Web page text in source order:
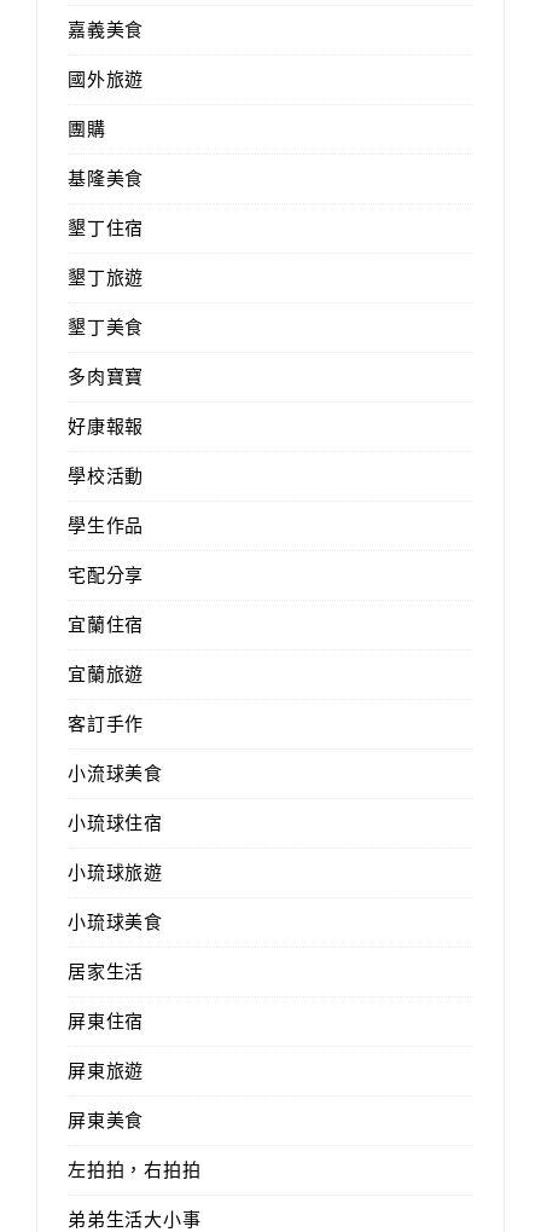
嘉義美食
國外旅遊
團購
基隆美食
墾丁住宿
墾丁旅遊
墾丁美食
多肉寶寶
好康報報
學校活動
學生作品
宅配分享
宜蘭住宿
宜蘭旅遊
客訂手作
小流球美食
小琉球住宿
小琉球旅遊
小琉球美食
居家生活
屏東住宿
屏東旅遊
屏東美食
左拍拍，右拍拍
弟弟生活大小事